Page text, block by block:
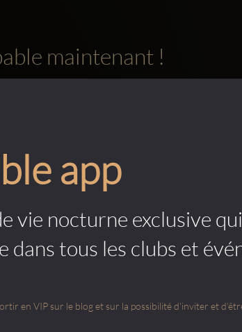
maintenant !
app
vie nocturne exclusive
dans tous les clubs et
en VIP sur le blog et sur la possibilité d'inviter et